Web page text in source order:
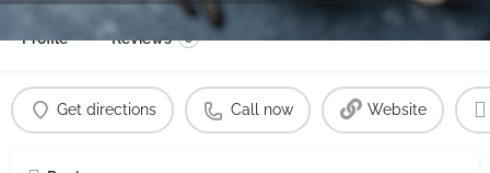
Profile Reviews 0
Get directions Call now Website